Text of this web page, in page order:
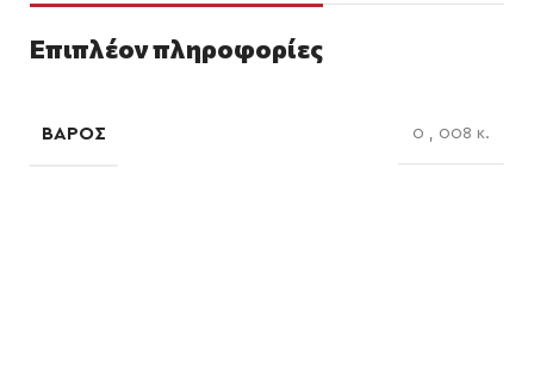
Επιπλέον πληροφορίες
ΒΆΡΟΣ 0 , 008 κ.